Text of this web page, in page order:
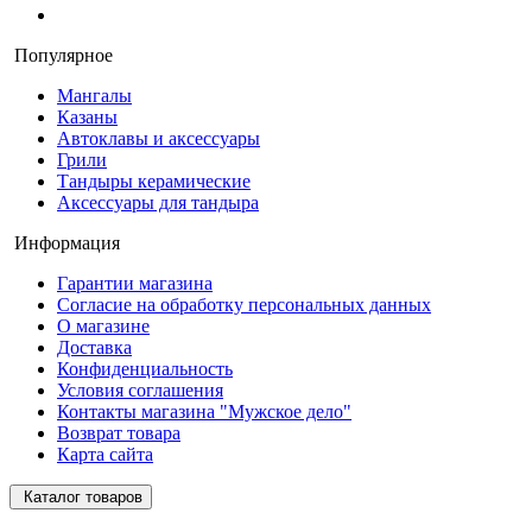
Популярное
Мангалы
Казаны
Автоклавы и аксессуары
Грили
Тандыры керамические
Аксессуары для тандыра
Информация
Гарантии магазина
Согласие на обработку персональных данных
О магазине
Доставка
Конфиденциальность
Условия соглашения
Контакты магазина "Мужское дело"
Возврат товара
Карта сайта
Каталог товаров